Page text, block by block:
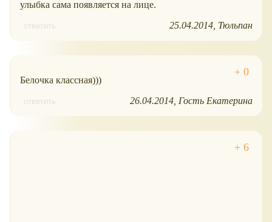
улыбка сама появляется на лице.
ответить 25.04.2014 Тюльпан
Белочка классная)))
ответить 26.04.2014 Гость Екатерина